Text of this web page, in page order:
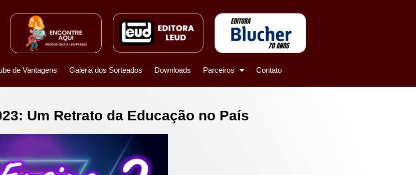
de Vantagens Galeria dos Sorteados Downloads Parceiros Contato
Um Retrato da Educação no País